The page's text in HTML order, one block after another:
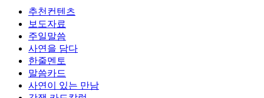
추천컨텐츠
보도자료
주일말씀
사연을 담다
한줄멘토
말씀카드
사연이 있는 만남